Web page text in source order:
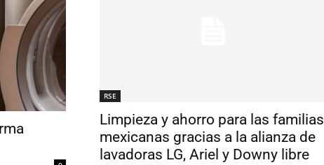
RSE
Limpieza y ahorro para las familias
mexicanas gracias a la alianza de
lavadoras LG, Ariel y Downy libre